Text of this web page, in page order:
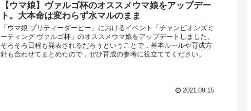
【ウマ娘】ヴァルゴ杯のオススメウマ娘をアップデー
ト。大本命は変わらず水マルのまま
「ウマ娘 プリティーダービー」におけるイベント「チャンピオンズミ
ーティング ヴァルゴ杯」のオススメウマ娘をアップデートしました。
そろそろ日程も発表されるだろうということで，基本ルールや育成方
針も合わせてまとめたので，ぜひ育成の参考に役立ててください。
2021.09.15